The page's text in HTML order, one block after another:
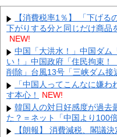
【朗報】賀喜遥香、最新グ
NEW!
【悲報】死にそうなフワち
【VTuber】千羽師匠、
つやってるのかなって思った
【期待】α超究極の轟絶キ
NEW!
【画像】マイケル・オリー
草サッカーに突然混ざるｗｗ
【画像】 ワイ「アルファー
いっ見積もりな！」ワイ「金
う... NEW!
【消費税率1％】 「下げ
下がりする分と同じだけ商品
NEW!
中国「大洪水！」中国ダム
い！」中国政府「住民拘束！
削除」台風13号「三峡ダム接
「中国人ってこんなに嫌
す本心！
NEW!
韓国人の対日好感度が過去
た？＝ネット「中国より100倍
【朗報】 消費減税、閣議